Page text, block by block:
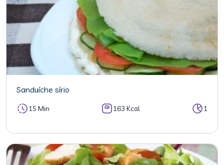
Sanduíche sírio
15 Min 163 Kcal 1